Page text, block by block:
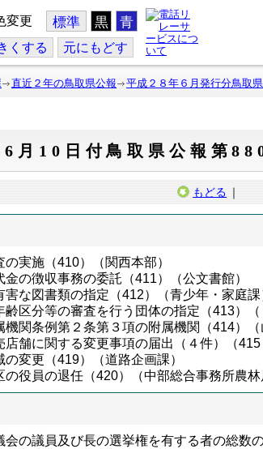
変更 標準 黒 青
くする 元にもどす
直近２年の鳥取県公報 平成２８年６月発行分鳥取
月10日付鳥取県公報第
もどる ｜
の実施（410）（関西本部）
金の徴収事務の委託（411）（公文書館）
害な図書類の指定（412）（青少年・家庭課
齢区分等の審査を行う団体の指定（413）（
機関条例第２条第３項の附属機関（414）
店舗に関する変更事項の届出（４件）（415
の変更（419）（道路企画課）
の役員の退任（420）（中部総合事務所農林
会の議員及び長の選挙権を有する者の総数